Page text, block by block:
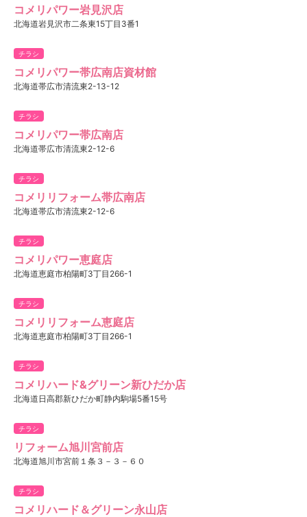
コメリパワー岩見沢店
北海道岩見沢市二条東15丁目3番1
チラシ
コメリパワー帯広南店資材館
北海道帯広市清流東2-13-12
チラシ
コメリパワー帯広南店
北海道帯広市清流東2-12-6
チラシ
コメリリフォーム帯広南店
北海道帯広市清流東2-12-6
チラシ
コメリパワー恵庭店
北海道恵庭市柏陽町3丁目266-1
チラシ
コメリリフォーム恵庭店
北海道恵庭市柏陽町3丁目266-1
チラシ
コメリハード&グリーン新ひだか店
北海道日高郡新ひだか町静内駒場5番15号
チラシ
リフォーム旭川宮前店
北海道旭川市宮前１条３－３－６０
チラシ
コメリハード＆グリーン永山店